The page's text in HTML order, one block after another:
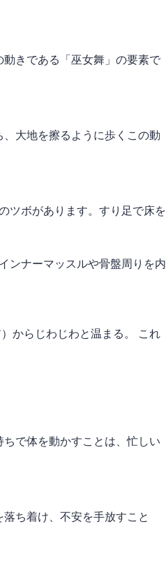
きである「巫女舞」の要素で
大地を擦るように歩くこの動
ツボがあります。すり足で床を
ンナーマッスルや骨盤周りを内
からじわじわと温まる。 これ
で体を動かすことは、忙しい
ち着け、不安を手放すこと